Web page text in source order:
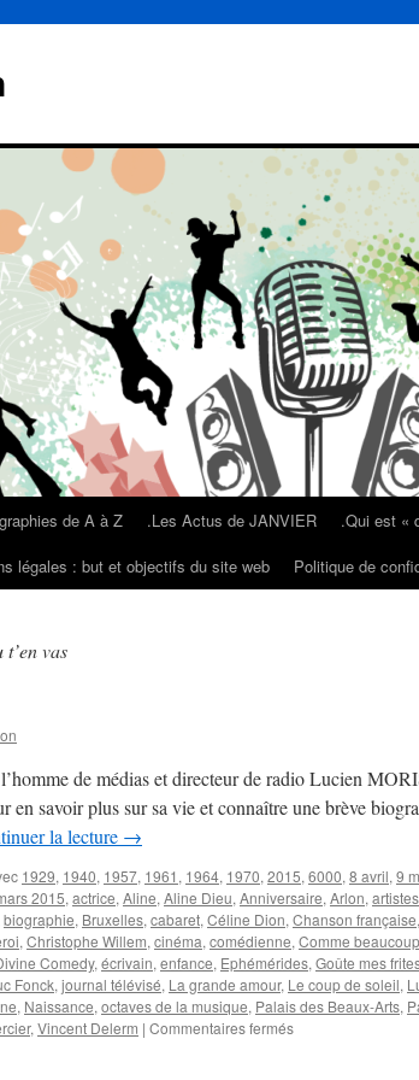
de A à Z .Les Actus de JANVIER .Qui est «
légales : but et objectifs du site web Politique de
vas
de médias et directeur de radio Lucien
en savoir plus sur sa vie et connaître une brève
la lecture →
1929, 1940, 1957, 1961 , 1964, 1970, 2015, 6000, 8 avril, 9
2015, actrice, Aline, Aline Dieu, Anniversaire, Arlon,
biographie, Bruxelles, cabaret, Céline Dion, Chanson française,
, Christophe Willem, cinéma, comédienne, Comme
Comedy, écrivain, enfance, Ephémérides, Goûte mes
Fonck, journal télévisé, La grande amour, Le coup de soleil,
, Naissance, octaves de la musique, Palais des Beaux-Arts,
, Vincent Delerm | Commentaires ferméssur